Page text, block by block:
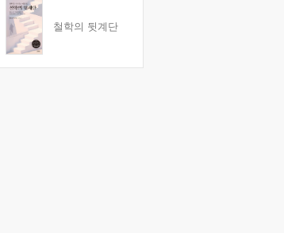
철학의 뒷계단